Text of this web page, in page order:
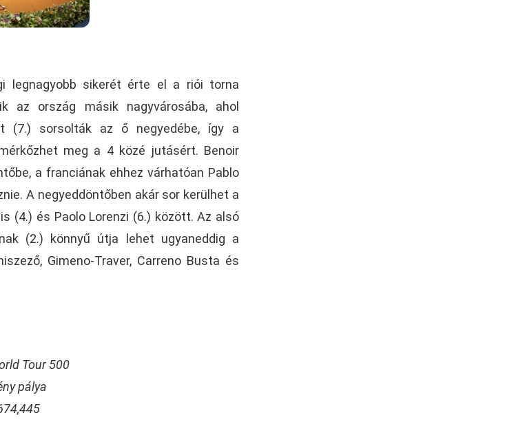
legnagyobb sikerét érte el a riói torna
az ország másik nagyvárosába, ahol
(7.) sorsolták az ő negyedébe, így a
meg a 4 közé jutásért. Benoir
a franciának ehhez várhatóan Pablo
A negyeddöntőben akár sor kerülhet a
(4.) és Paolo Lorenzi (6.) között. Az alsó
(2.) könnyű útja lehet ugyaneddig a
Gimeno-Traver, Carreno Busta és
Tour 500
pálya